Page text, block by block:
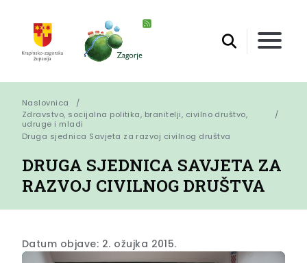
Naslovnica
Zdravstvo, socijalna politika, branitelji, civilno društvo,
udruge i mladi
Druga sjednica Savjeta za razvoj civilnog društva
DRUGA SJEDNICA SAVJETA ZA
RAZVOJ CIVILNOG DRUŠTVA
Datum objave: 2. ožujka 2015.